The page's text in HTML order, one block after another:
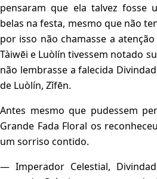
pensaram que ela talvez fosse
belas na festa, mesmo que não
por isso não chamasse a
Tàiwēi e Luòlín tivessem notado
não lembrasse a falecida
de Luòlín, Zǐfēn.
Antes mesmo que pudessem
Grande Fada Floral os
um sorriso contido.
— Imperador Celestial,